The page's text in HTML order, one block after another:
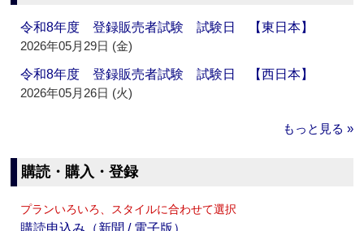
令和8年度 登録販売者試験 試験日 【東日本】
2026年05月29日 (金)
令和8年度 登録販売者試験 試験日 【西日本】
2026年05月26日 (火)
もっと見る »
購読・購入・登録
プランいろいろ、スタイルに合わせて選択